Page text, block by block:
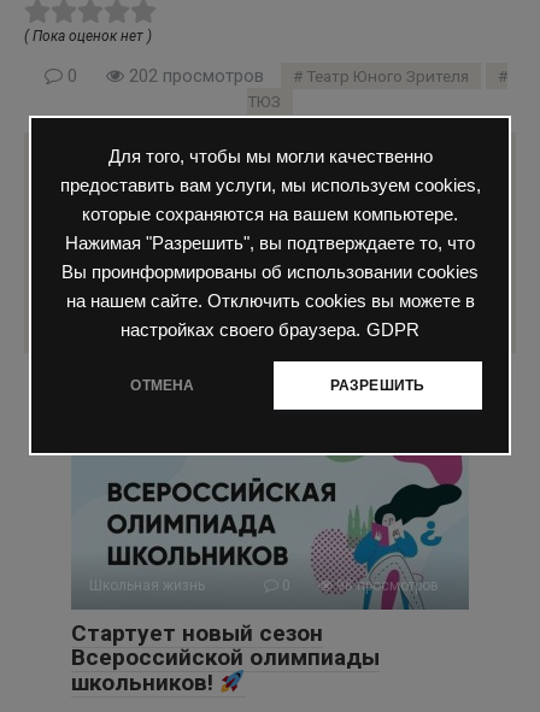
Для того, чтобы мы могли качественно
предоставить вам услуги, мы используем cookies,
которые сохраняются на вашем компьютере.
Нажимая "Разрешить", вы подтверждаете то, что
Вы проинформированы об использовании cookies
на нашем сайте. Отключить cookies вы можете в
настройках своего браузера. GDPR
ОТМЕНА РАЗРЕШИТЬ
( Пока оценок нет )
0 202 просмотров
Театр Юного Зрителя
ТЮЗ
Понравилась статья? Поделиться с
друзьями:
Вам также может быть интересно
Школьная жизнь 0 96 просмотров
Стартует новый сезон
Всероссийской олимпиады
школьников!